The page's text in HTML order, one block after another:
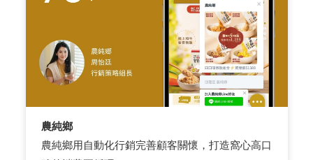
農純鄉
農純鄉用自動化行銷完善顧客關懷，打造窩心高口